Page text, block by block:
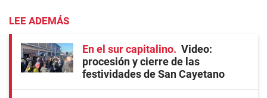
LEE ADEMÁS
En el sur capitalino
Video:
procesión y cierre de las
festividades de San Cayetano